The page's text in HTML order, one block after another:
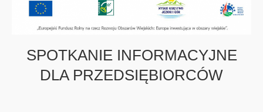
SPOTKANIE INFORMACYJNE
DLA PRZEDSIĘBIORCÓW